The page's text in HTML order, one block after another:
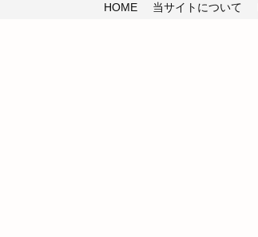
HOME 当サイトについて